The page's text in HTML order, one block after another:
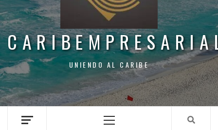
UNIENDO AL CARIBE
Menu